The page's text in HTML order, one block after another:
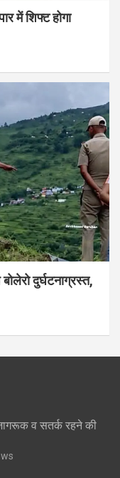
में शिफ्ट होगा
दुर्घटनाग्रस्त,
व सतर्क रहने की